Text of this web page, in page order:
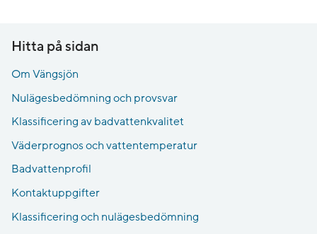
Hitta på sidan
Om Vängsjön
Nulägesbedömning och provsvar
Klassificering av badvattenkvalitet
Väderprognos och vattentemperatur
Badvattenprofil
Kontaktuppgifter
Klassificering och nulägesbedömning